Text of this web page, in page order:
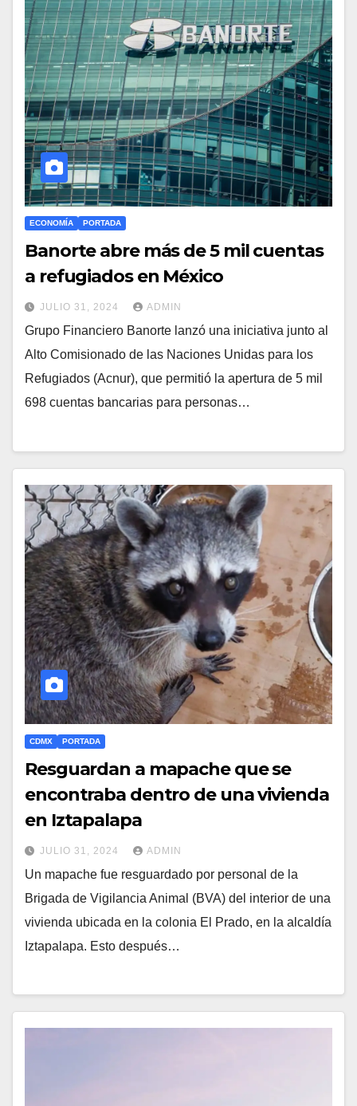
ECONOMÍA PORTADA
Banorte abre más de 5 mil cuentas
a refugiados en México
JULIO 31, 2024 ADMIN
Grupo Financiero Banorte lanzó una iniciativa junto al
Alto Comisionado de las Naciones Unidas para los
Refugiados (Acnur), que permitió la apertura de 5 mil
698 cuentas bancarias para personas…
CDMX PORTADA
Resguardan a mapache que se
encontraba dentro de una vivienda
en Iztapalapa
JULIO 31, 2024 ADMIN
Un mapache fue resguardado por personal de la
Brigada de Vigilancia Animal (BVA) del interior de una
vivienda ubicada en la colonia El Prado, en la alcaldía
Iztapalapa. Esto después…